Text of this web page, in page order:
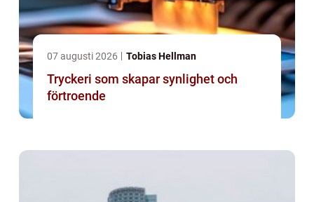
07 augusti 2026 Tobias Hellman
Tryckeri som skapar synlighet och
förtroende